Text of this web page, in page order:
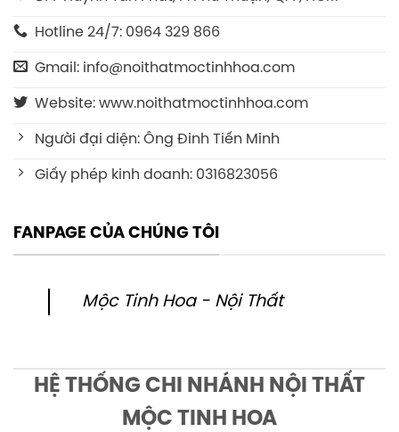
Hotline 24/7: 0964 329 866
Gmail: info@noithatmoctinhhoa.com
Website: www.noithatmoctinhhoa.com
Người đại diện: Ông Đinh Tiến Minh
Giấy phép kinh doanh: 0316823056
FANPAGE CỦA CHÚNG TÔI
Mộc Tinh Hoa - Nội Thất
HỆ THỐNG CHI NHÁNH NỘI THẤT
MỘC TINH HOA